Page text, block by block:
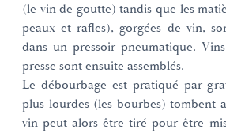
(le vin de goutte) tandis que les
peaux et rafles), gorgées de vin,
dans un pressoir pneumatique.
presse sont ensuite assemblés.
Le débourbage est pratiqué par
plus lourdes (les bourbes) tombent
vin peut alors être tiré pour être